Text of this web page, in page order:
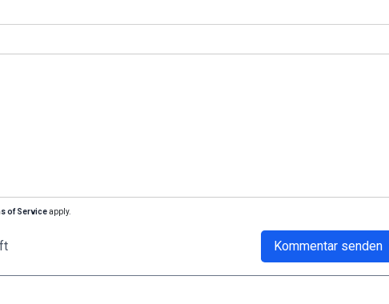
of Serviceapply.
Kommentar senden